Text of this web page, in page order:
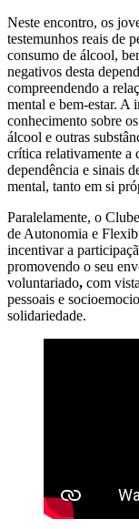
Neste encontro, os
testemunhos reais de
consumo de álcool,
negativos desta
compreendendo a
mental e bem-estar.
conhecimento sobre
álcool e outras
crítica relativamente a
dependência e sinais
mental, tanto em si
Paralelamente, o
de Autonomia e
incentivar a
promovendo o seu
voluntariado, com
pessoais e
solidariedade.